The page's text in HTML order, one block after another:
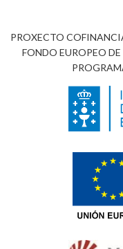
PROXECTO
FONDO EUROPEO